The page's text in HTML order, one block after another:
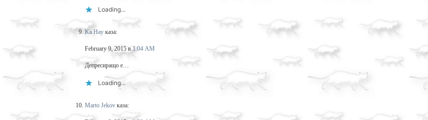
Loading...
Ka Hayказа:
February 9, 2015 в1:04 AM
Депресиращо е…
Loading...
Marto Jekovказа: